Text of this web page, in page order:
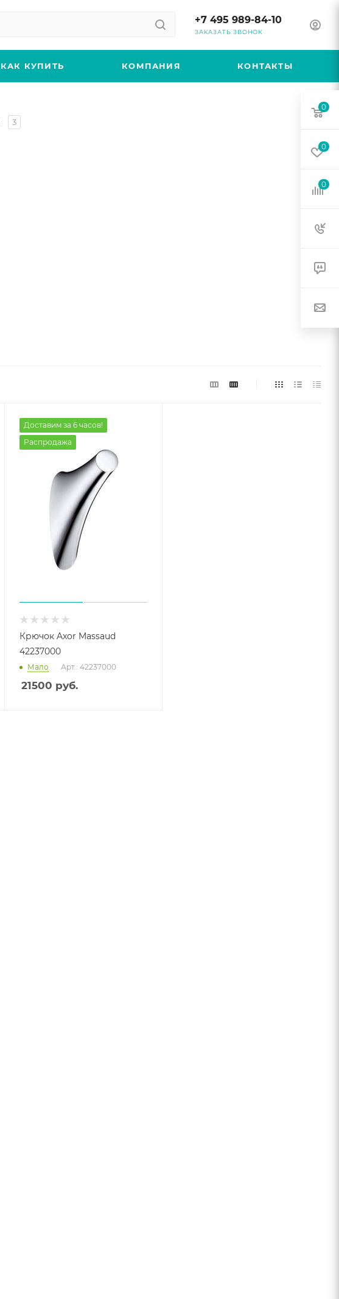
+7 495 989-84-10
ЗАКАЗАТЬ ЗВОНОК
КАК КУПИТЬ КОМПАНИЯ КОНТАКТЫ
3
Доставим за 6 часов!
Распродажа
Крючок Axor Massaud
42237000
Мало Арт.: 42237000
21500 руб.
0
0
0